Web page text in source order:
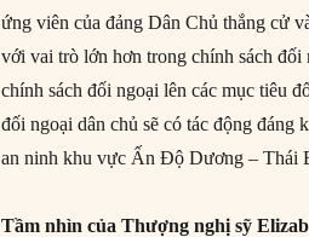
ứng viên của đảng Dân Chủ thắng cử
với vai trò lớn hơn trong chính sách
chính sách đối ngoại lên các mục tiêu
đối ngoại dân chủ sẽ có tác động đáng
an ninh khu vực Ấn Độ Dương – Thái
Tầm nhìn của Thượng nghị sỹ